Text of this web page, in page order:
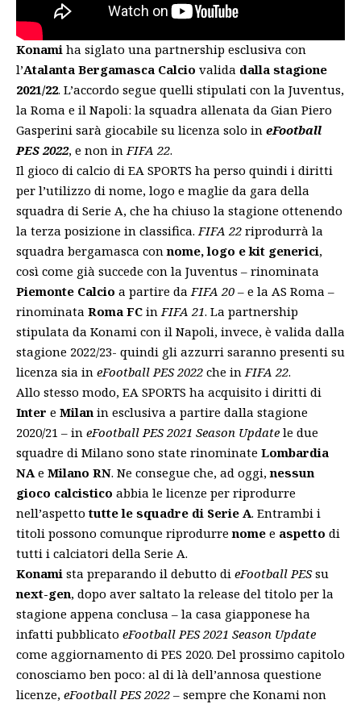
Konami ha siglato una partnership esclusiva con
l’Atalanta Bergamasca Calcio valida dalla stagione
2021/22. L’accordo segue quelli stipulati con la Juventus,
la Roma e il Napoli: la squadra allenata da Gian Piero
Gasperini sarà giocabile su licenza solo in eFootball
PES 2022, e non inFIFA 22.
Il gioco di calcio di EA SPORTS ha perso quindi i diritti
per l’utilizzo di nome, logo e maglie da gara della
squadra di Serie A, che ha chiuso la stagione ottenendo
la terza posizione in classifica.FIFA 22 riprodurrà la
squadra bergamasca connome, logo e kit generici,
così come già succede con la Juventus – rinominata
Piemonte Calcio a partire daFIFA 20 – e la AS Roma –
rinominata Roma FC inFIFA 21. La partnership
stipulata da Konami con il Napoli, invece, è valida dalla
stagione 2022/23- quindi gli azzurri saranno presenti su
licenza sia in eFootball PES 2022 che inFIFA 22.
Allo stesso modo, EA SPORTS ha acquisito i diritti di
Inter e Milan in esclusiva a partire dalla stagione
2020/21 – in eFootball PES 2021 Season Update le due
squadre di Milano sono state rinominate Lombardia
NAe Milano RN. Ne consegue che, ad oggi,nessun
gioco calcistico abbia le licenze per riprodurre
nell’aspettotutte le squadre di Serie A. Entrambi i
titoli possono comunque riprodurrenome e aspetto di
tutti i calciatori della Serie A.
Konami sta preparando il debutto di eFootball PESsu
next-gen, dopo aver saltato la release del titolo per la
stagione appena conclusa – la casa giapponese ha
infatti pubblicato eFootball PES 2021 Season Update
come aggiornamento di PES 2020. Del prossimo capitolo
conosciamo ben poco: al di là dell’annosa questione
licenze, eFootball PES 2022 – sempre che Konami non